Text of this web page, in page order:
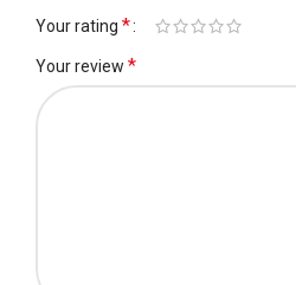
Your rating *
Your review *